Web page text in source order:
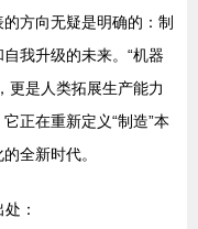
方向无疑是明确的：制
我升级的未来。“机器
更是人类拓展生产能力
正在重新定义“制造”本
全新时代。
：